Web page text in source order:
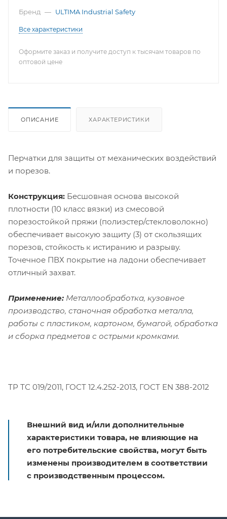
Бренд — ULTIMA Industrial Safety
Все характеристики
Оформите заказ и получите доступ к тысячам товаров по
оптовой цене
ОПИСАНИЕ ХАРАКТЕРИСТИКИ
Перчатки для защиты от механических воздействий
и порезов.
Конструкция: Бесшовная основа высокой
плотности (10 класс вязки) из смесовой
порезостойкой пряжи (полиэстер/стекловолокно)
обеспечивает высокую защиту (3) от скользящих
порезов, стойкость к истиранию и разрыву.
Точечное ПВХ покрытие на ладони обеспечивает
отличный захват.
Применение: Металлообработка, кузовное
производство, станочная обработка металла,
работы с пластиком, картоном, бумагой, обработка
и сборка предметов с острыми кромками.
ТР ТС 019/2011, ГОСТ 12.4.252-2013, ГОСТ EN 388-2012
Внешний вид и/или дополнительные
характеристики товара, не влияющие на
его потребительские свойства, могут быть
изменены производителем в соответствии
с производственным процессом.